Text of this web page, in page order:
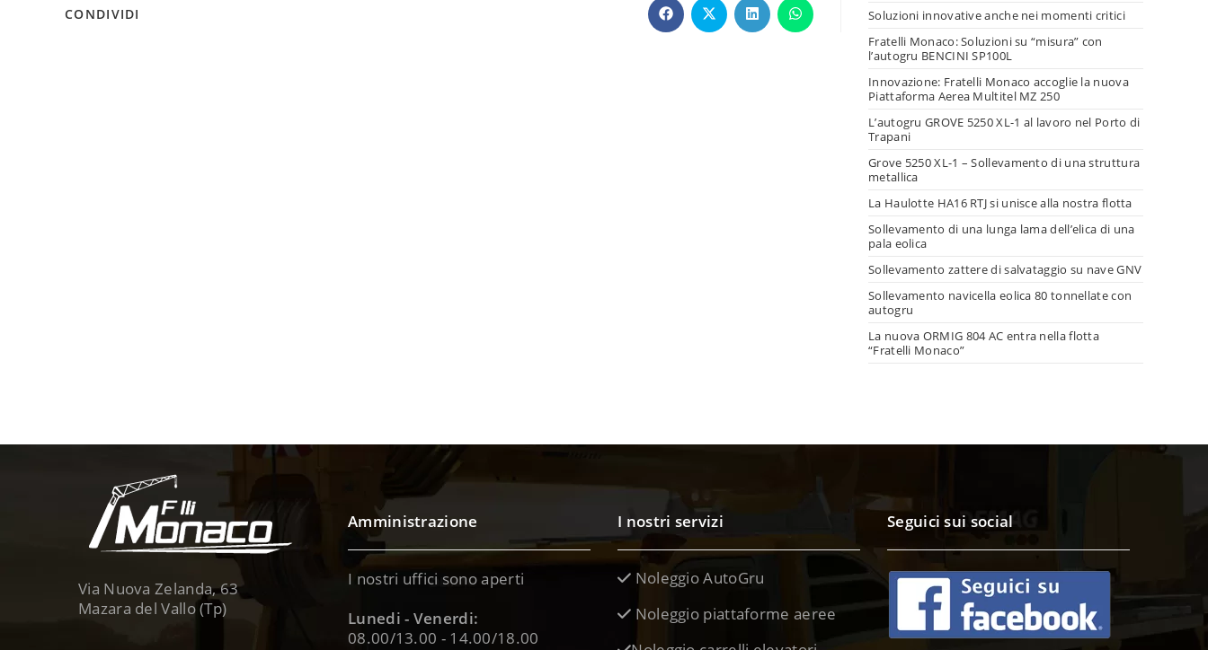
CONDIVIDI
Soluzioni innovative anche nei momenti critici
Fratelli Monaco: Soluzioni su “misura” con
l’autogru BENCINI SP100L
Innovazione: Fratelli Monaco accoglie la nuova
Piattaforma Aerea Multitel MZ 250
L’autogru GROVE 5250 XL-1 al lavoro nel Porto di
Trapani
Grove 5250 XL-1 – Sollevamento di una struttura
metallica
La Haulotte HA16 RTJ si unisce alla nostra flotta
Sollevamento di una lunga lama dell’elica di una
pala eolica
Sollevamento zattere di salvataggio su nave GNV
Sollevamento navicella eolica 80 tonnellate con
autogru
La nuova ORMIG 804 AC entra nella flotta
“Fratelli Monaco”
Via Nuova Zelanda, 63
Mazara del Vallo (Tp)
Amministrazione
I nostri uffici sono aperti
Lunedi - Venerdi:
08.00/13.00 - 14.00/18.00
I nostri servizi
Noleggio AutoGru
Noleggio piattaforme aeree
Seguici sui social